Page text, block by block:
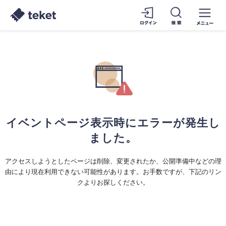
イベントページ表示時にエラーが発生し
ました。
アクセスしようとしたページは削除、変更されたか、公開準備中などの理
由により現在利用できない可能性があります。お手数ですが、下記のリン
クよりお探しください。